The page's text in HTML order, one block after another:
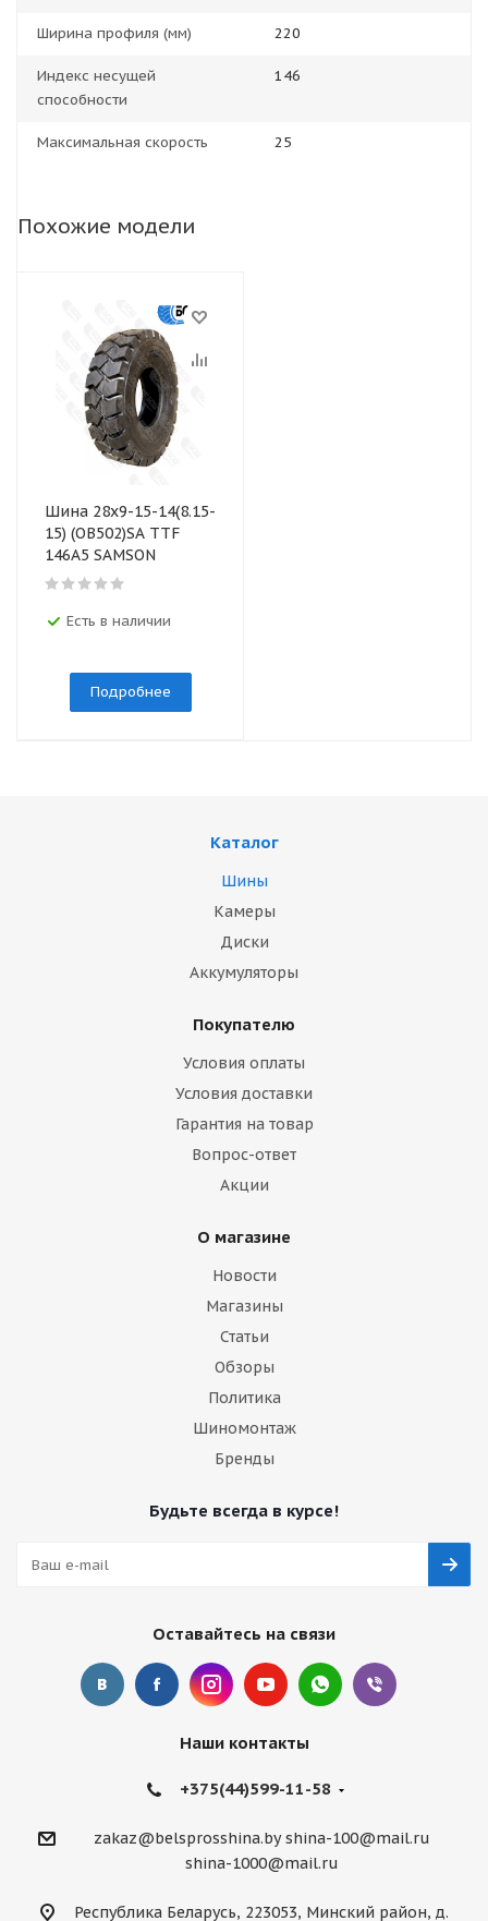
Ширина профиля (мм) 220
Индекс несущей
способности
146
Максимальная скорость 25
Похожие модели
Шина 28х9-15-14(8.15-
15) (OB502)SA TТF
146A5 SAMSON
Есть в наличии
Подробнее
Каталог
Шины
Камеры
Диски
Аккумуляторы
Покупателю
Условия оплаты
Условия доставки
Гарантия на товар
Вопрос-ответ
Акции
О магазине
Новости
Магазины
Статьи
Обзоры
Политика
Шиномонтаж
Бренды
Будьте всегда в курсе!
Оставайтесь на связи
Наши контакты
+375(44)599-11-58
zakaz@belsprosshina.by shina-100@mail.ru
shina-1000@mail.ru
Республика Беларусь, 223053, Минский район, д.